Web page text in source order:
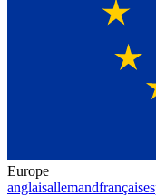
Europe
anglaisallemandfrançais